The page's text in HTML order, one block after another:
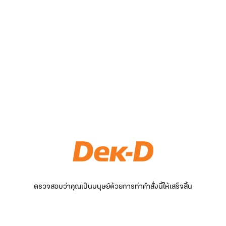
ตรวจสอบว่าคุณเป็นมนุษย์ด้วยการทำคำสั่งนี้ให้เสร็จสิ้น